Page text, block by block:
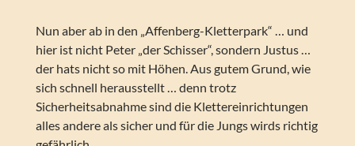
Nun aber ab in den „Affenberg-Kletterpark“ … und
hier ist nicht Peter „der Schisser“, sondern Justus …
der hats nicht so mit Höhen. Aus gutem Grund, wie
sich schnell herausstellt … denn trotz
Sicherheitsabnahme sind die Klettereinrichtungen
alles andere als sicher und für die Jungs wirds richtig